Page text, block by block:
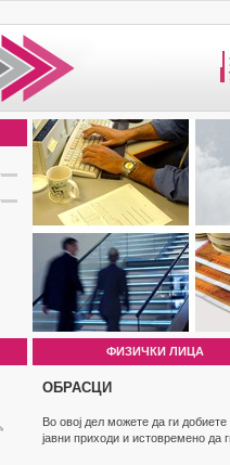
ФИЗИЧКИ ЛИЦА
ОБРАСЦИ
Во овој дел можете да ги
јавни приходи и истовремено